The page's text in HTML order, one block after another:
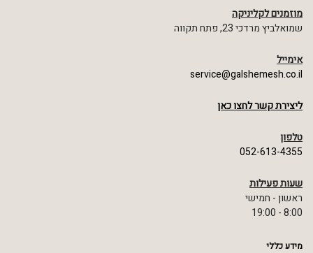
מוזמנים לקליניקה
שמואלביץ מרדכי 23, פתח תקווה
אימייל
service@galshemesh.co.il
ליצירת קשר לחצו כאן
טלפון
052-613-4355
שעות פעילות
ראשון - חמישי
8:00 - 19:00
מידע כללי